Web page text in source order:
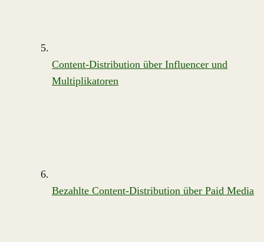
Content-Distribution über Influencer und
Multiplikatoren
Bezahlte Content-Distribution über Paid Media